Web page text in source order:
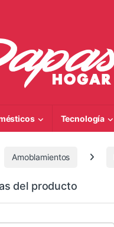
Tecnología
Amoblamientos
del producto